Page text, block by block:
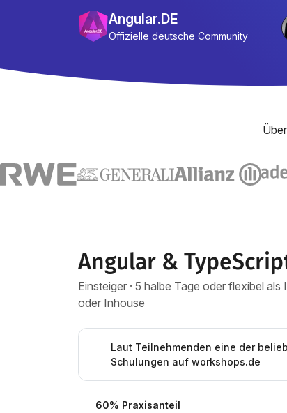
Angular.DE
Offizielle deutsche Community
Über
Angular &
Einsteiger · 5 halbe Tage oder flexibel
oder Inhouse
Laut Teilnehmenden eine der
Schulungen auf workshops.de
60% Praxisanteil